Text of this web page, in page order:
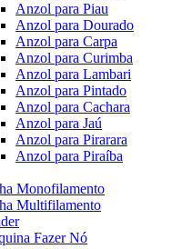
Anzol para Piau
Anzol para Dourado
Anzol para Carpa
Anzol para Curimba
Anzol para Lambari
Anzol para Pintado
Anzol para Cachara
Anzol para Jaú
Anzol para Pirarara
Anzol para Piraíba
Monofilamento
Multifilamento
Fazer Nó